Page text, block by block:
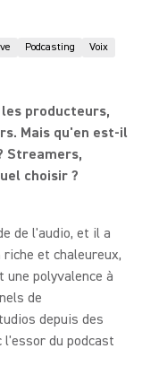
Podcasting Voix
les producteurs,
Mais qu'en est-il
Streamers,
choisir ?
de l'audio, et il a
et chaleureux,
polyvalence à
de
depuis des
l'essor du podcast